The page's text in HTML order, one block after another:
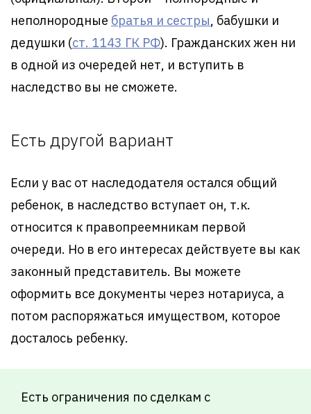
неполнородные братья и сестры, бабушки и
дедушки (ст. 1143 ГК РФ). Гражданских жен ни
в одной из очередей нет, и вступить в
наследство вы не сможете.
Есть другой вариант
Если у вас от наследодателя остался общий
ребенок, в наследство вступает он, т.к.
относится к правопреемникам первой
очереди. Но в его интересах действуете вы как
законный представитель. Вы можете
оформить все документы через нотариуса, а
потом распоряжаться имуществом, которое
досталось ребенку.
Есть ограничения по сделкам с